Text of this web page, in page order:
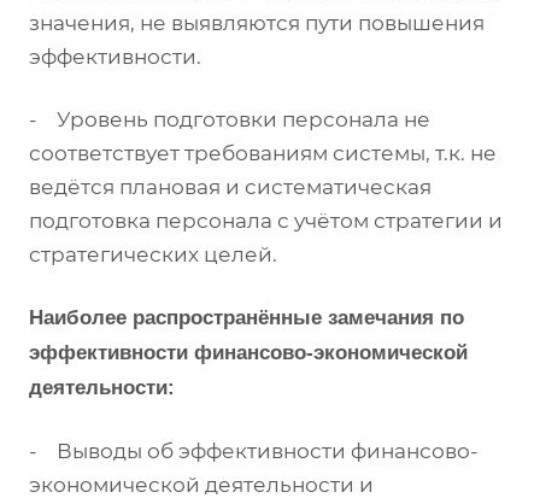
значения, не выявляются пути повышения
эффективности.
- Уровень подготовки персонала не
соответствует требованиям системы, т.к. не
ведётся плановая и систематическая
подготовка персонала с учётом стратегии и
стратегических целей.
Наиболее распространённые замечания по
эффективности финансово-экономической
деятельности:
- Выводы об эффективности финансово-
экономической деятельности и